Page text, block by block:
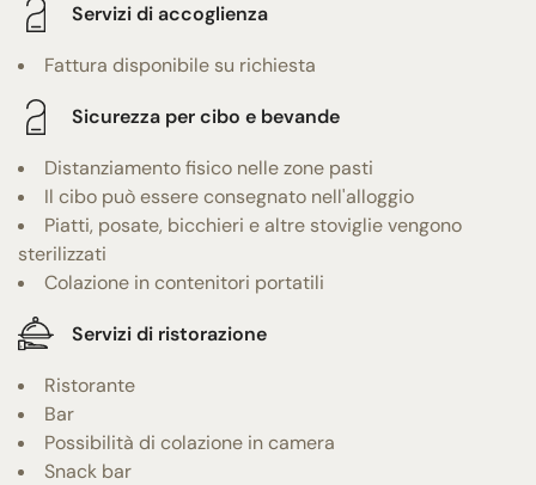
Servizi di accoglienza
Fattura disponibile su richiesta
Sicurezza per cibo e bevande
Distanziamento fisico nelle zone pasti
Il cibo può essere consegnato nell'alloggio
Piatti, posate, bicchieri e altre stoviglie vengono
sterilizzati
Colazione in contenitori portatili
Servizi di ristorazione
Ristorante
Bar
Possibilità di colazione in camera
Snack bar